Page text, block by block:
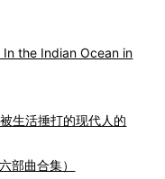
In the Indian Ocean in
生活捶打的现代人的
部曲合集）